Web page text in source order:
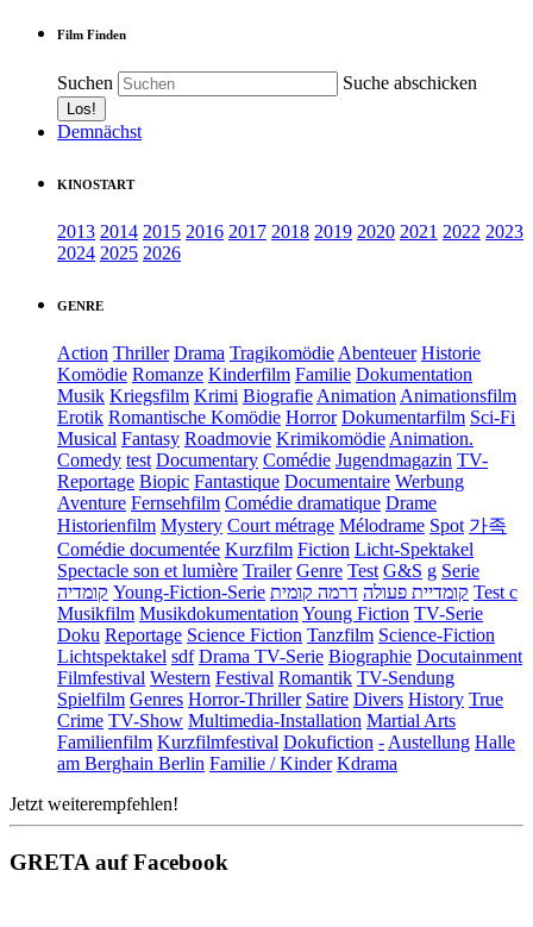
Film Finden
Suchen Suche abschicken
Demnächst
KINOSTART
2013 2014 2015 2016 2017 2018 2019 2020 2021 2022 2023
2024 2025 2026
GENRE
Action Thriller Drama Tragikomödie Abenteuer Historie
Komödie Romanze Kinderfilm Familie Dokumentation
Musik Kriegsfilm Krimi Biografie Animation Animationsfilm
Erotik Romantische Komödie Horror Dokumentarfilm Sci-Fi
Musical Fantasy Roadmovie Krimikomödie Animation.
Comedy test Documentary Comédie Jugendmagazin TV-
Reportage Biopic Fantastique Documentaire Werbung
Aventure Fernsehfilm Comédie dramatique Drame
Historienfilm Mystery Court métrage Mélodrame Spot 가족
Comédie documentée Kurzfilm Fiction Licht-Spektakel
Spectacle son et lumière Trailer Genre Test G&S g Serie
קומדיה Young-Fiction-Serie קומדיית פעולה דרמה קומית
Test c
Musikfilm Musikdokumentation Young Fiction TV-Serie
Doku Reportage Science Fiction Tanzfilm Science-Fiction
Lichtspektakel sdf Drama TV-Serie Biographie Docutainment
Filmfestival Western Festival Romantik TV-Sendung
Spielfilm Genres Horror-Thriller Satire Divers History True
Crime TV-Show Multimedia-Installation Martial Arts
Familienfilm Kurzfilmfestival Dokufiction - Austellung Halle
am Berghain Berlin Familie / Kinder Kdrama
Jetzt weiterempfehlen!
GRETA auf Facebook